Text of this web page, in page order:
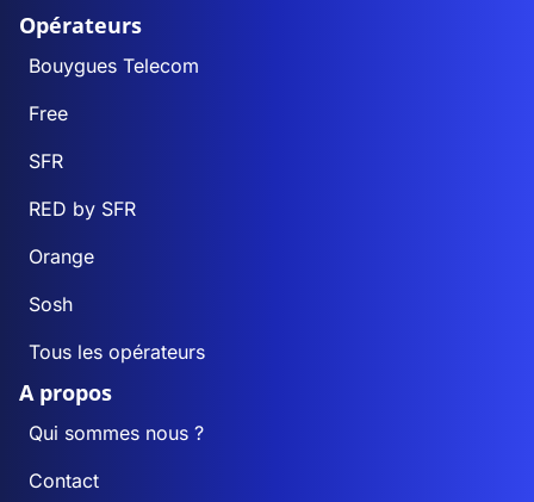
Opérateurs
Bouygues Telecom
Free
SFR
RED by SFR
Orange
Sosh
Tous les opérateurs
A propos
Qui sommes nous ?
Contact